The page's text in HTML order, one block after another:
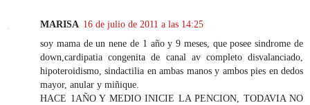
MARISA 16 de julio de 2011 a las 14:25
soy mama de un nene de 1 año y 9 meses, que posee sindrome de
down,cardipatia congenita de canal av completo disvalanciado,
hipoteroidismo, sindactilia en ambas manos y ambos pies en dedos
mayor, anular y miñique.
HACE 1AÑO Y MEDIO INICIE LA PENCION, TODAVIA NO